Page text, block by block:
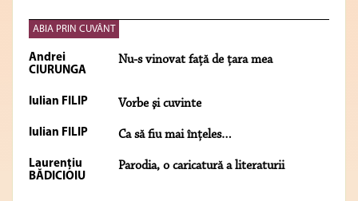
ABIA PRIN CUVÂNT
Andrei
CIURUNGA
Nu-s vinovat faţă de ţara mea
Iulian FILIP Vorbe şi cuvinte
Iulian FILIP Ca să fiu mai înţeles…
Laurențiu
BĂDICIOIU
Parodia, o caricatură a literaturii